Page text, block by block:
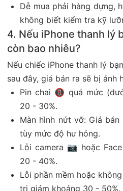
Dễ mua phải hàng dựng,
không biết kiểm tra kỹ
4. Nếu iPhone thanh lý
còn bao nhiêu?
Nếu chiếc iPhone thanh lý
sau đây, giá bán ra sẽ bị ảnh
Pin chai 📵 quá mức
20 - 30%.
Màn hình nứt vỡ: Giá
tùy mức độ hư hỏng.
Lỗi camera 📷 hoặc
20 - 40%.
Lỗi phần mềm hoặc
trị giảm khoảng 30 - 50%.